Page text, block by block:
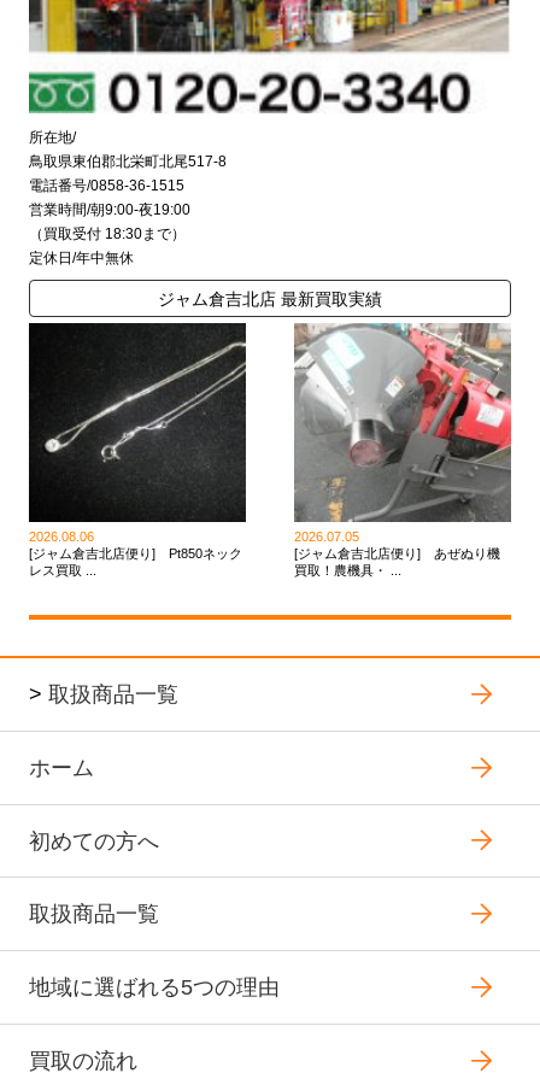
所在地/
鳥取県東伯郡北栄町北尾517-8
電話番号/0858-36-1515
営業時間/朝9:00-夜19:00
（買取受付 18:30まで）
定休日/年中無休
ジャム倉吉北店 最新買取実績
2026.08.06
[ジャム倉吉北店便り] Pt850ネック
レス買取 ...
2026.07.05
[ジャム倉吉北店便り] あぜぬり機
買取！農機具・ ...
> 取扱商品一覧
ホーム
初めての方へ
取扱商品一覧
地域に選ばれる5つの理由
買取の流れ